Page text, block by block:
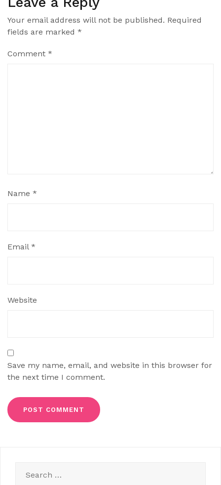
Your email address will not be published. Required
fields are marked *
Comment *
Name *
Email *
Website
Save my name, email, and website in this browser for
the next time I comment.
for: